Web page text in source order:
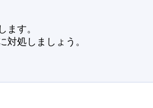
ます。
処しましょう。